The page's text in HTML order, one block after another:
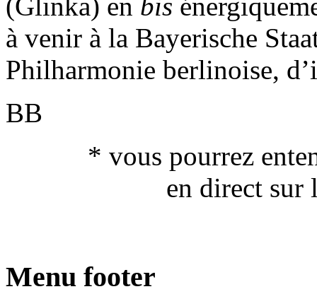
à venir à la Bayerische
Philharmonie berlinoise,
BB
* vous pourrez
en direct sur
Menu footer